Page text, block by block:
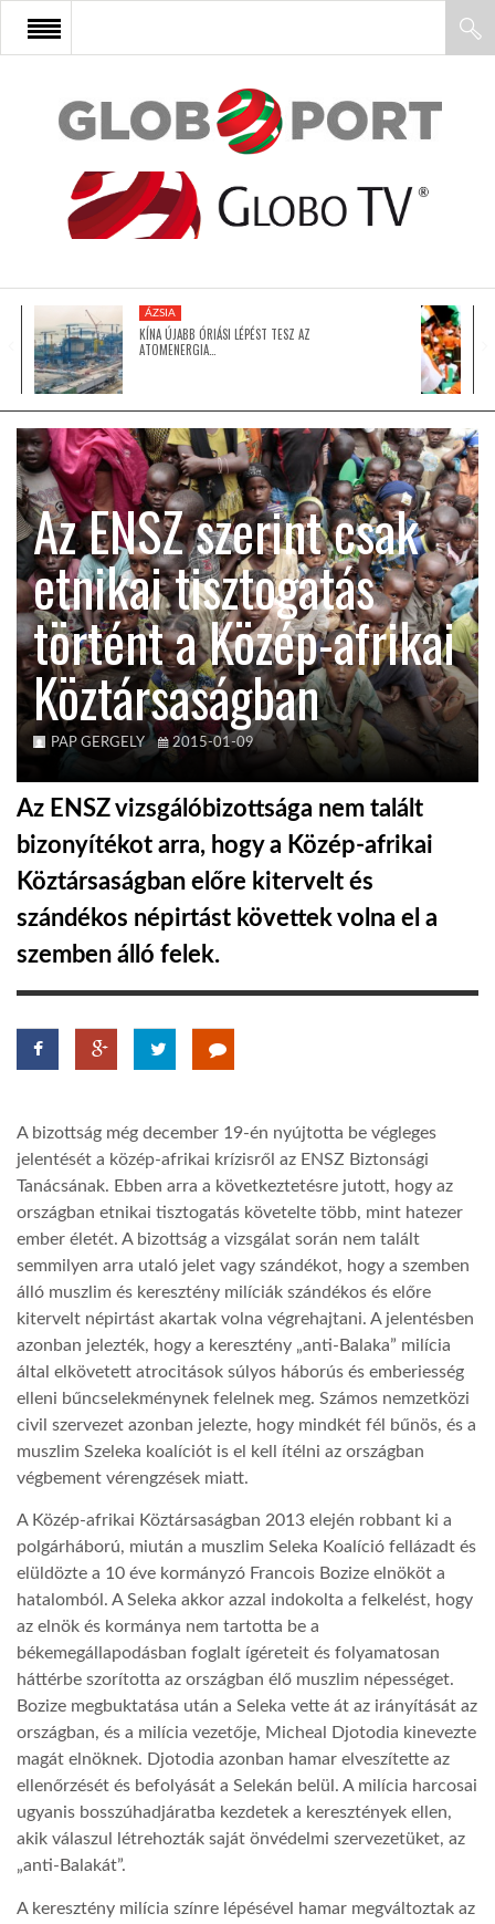
FŐOLDAL
AFRIKA
ÁZSIA
LATIN-AMERIKA
KÖZEL-KELET
AUSZTRÁLIA
A VILÁG ITTHON
MÉDIA
HÍR3D
TROPICALMAGAZIN
AFRIKA TUDÁSTÁR
LINKTR.EE
GLOBOZSARU
LATIMO.HU
GLOBOBOOK
ÁZSIA
KÍNA ÚJABB ÓRIÁSI LÉPÉST TESZ AZ
ATOMENERGIA…
Az ENSZ szerint csak
etnikai tisztogatás
történt a Közép-afrikai
Köztársaságban
PAP GERGELY 2015-01-09
Az ENSZ vizsgálóbizottsága nem talált
bizonyítékot arra, hogy a Közép-afrikai
Köztársaságban előre kitervelt és
szándékos népirtást követtek volna el a
szemben álló felek.
A bizottság még december 19-én nyújtotta be végleges
jelentését a közép-afrikai krízisről az ENSZ Biztonsági
Tanácsának. Ebben arra a következtetésre jutott, hogy az
országban etnikai tisztogatás követelte több, mint hatezer
ember életét. A bizottság a vizsgálat során nem talált
semmilyen arra utaló jelet vagy szándékot, hogy a szemben
álló muszlim és keresztény milíciák szándékos és előre
kitervelt népirtást akartak volna végrehajtani. A jelentésben
azonban jelezték, hogy a keresztény „anti-Balaka” milícia
által elkövetett atrocitások súlyos háborús és emberiesség
elleni bűncselekménynek felelnek meg. Számos nemzetközi
civil szervezet azonban jelezte, hogy mindkét fél bűnös, és a
muszlim Szeleka koalíciót is el kell ítélni az országban
végbement vérengzések miatt.
A Közép-afrikai Köztársaságban 2013 elején robbant ki a
polgárháború, miután a muszlim Seleka Koalíció fellázadt és
elüldözte a 10 éve kormányzó Francois Bozize elnököt a
hatalomból. A Seleka akkor azzal indokolta a felkelést, hogy
az elnök és kormánya nem tartotta be a
békemegállapodásban foglalt ígéreteit és folyamatosan
háttérbe szorította az országban élő muszlim népességet.
Bozize megbuktatása után a Seleka vette át az irányítását az
országban, és a milícia vezetője, Micheal Djotodia kinevezte
magát elnöknek. Djotodia azonban hamar elveszítette az
ellenőrzését és befolyását a Selekán belül. A milícia harcosai
ugyanis bosszúhadjáratba kezdetek a keresztények ellen,
akik válaszul létrehozták saját önvédelmi szervezetüket, az
„anti-Balakát”.
A keresztény milícia színre lépésével hamar megváltoztak az